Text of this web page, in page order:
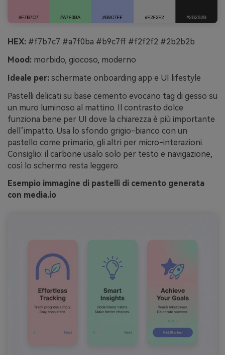
HEX: #f7b7c7 #a7f0ba #b9c7ff #f2f2f2 #2b2b2b
Mood: morbido, giocoso, moderno
Ideale per: schermate onboarding app e UI lifestyle
Pastelli delicati su base cemento evocano tag di gesso su
un muro luminoso al mattino. Il contrasto dolce
funziona bene per UI dove la chiarezza è più importante
dell’impatto. Usa lo sfondo grigio-bianco con un
pastello come primario, gli altri per micro-interazioni.
Consiglio: il carbone usalo solo per testo e navigazione,
così lo schermo resta leggero.
Esempio immagine di pastelli di cemento generata
con media.io